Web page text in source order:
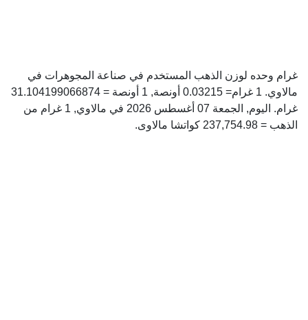
غرام وحده لوزن الذهب المستخدم في صناعة المجوهرات في
مالاوي. 1 غرام= 0.03215 أونصة, 1 أونصة = 31.104199066874
غرام. اليوم, الجمعة 07 أغسطس 2026 في مالاوي, 1 غرام من
الذهب = 237,754.98 كواتشا مالاوى.